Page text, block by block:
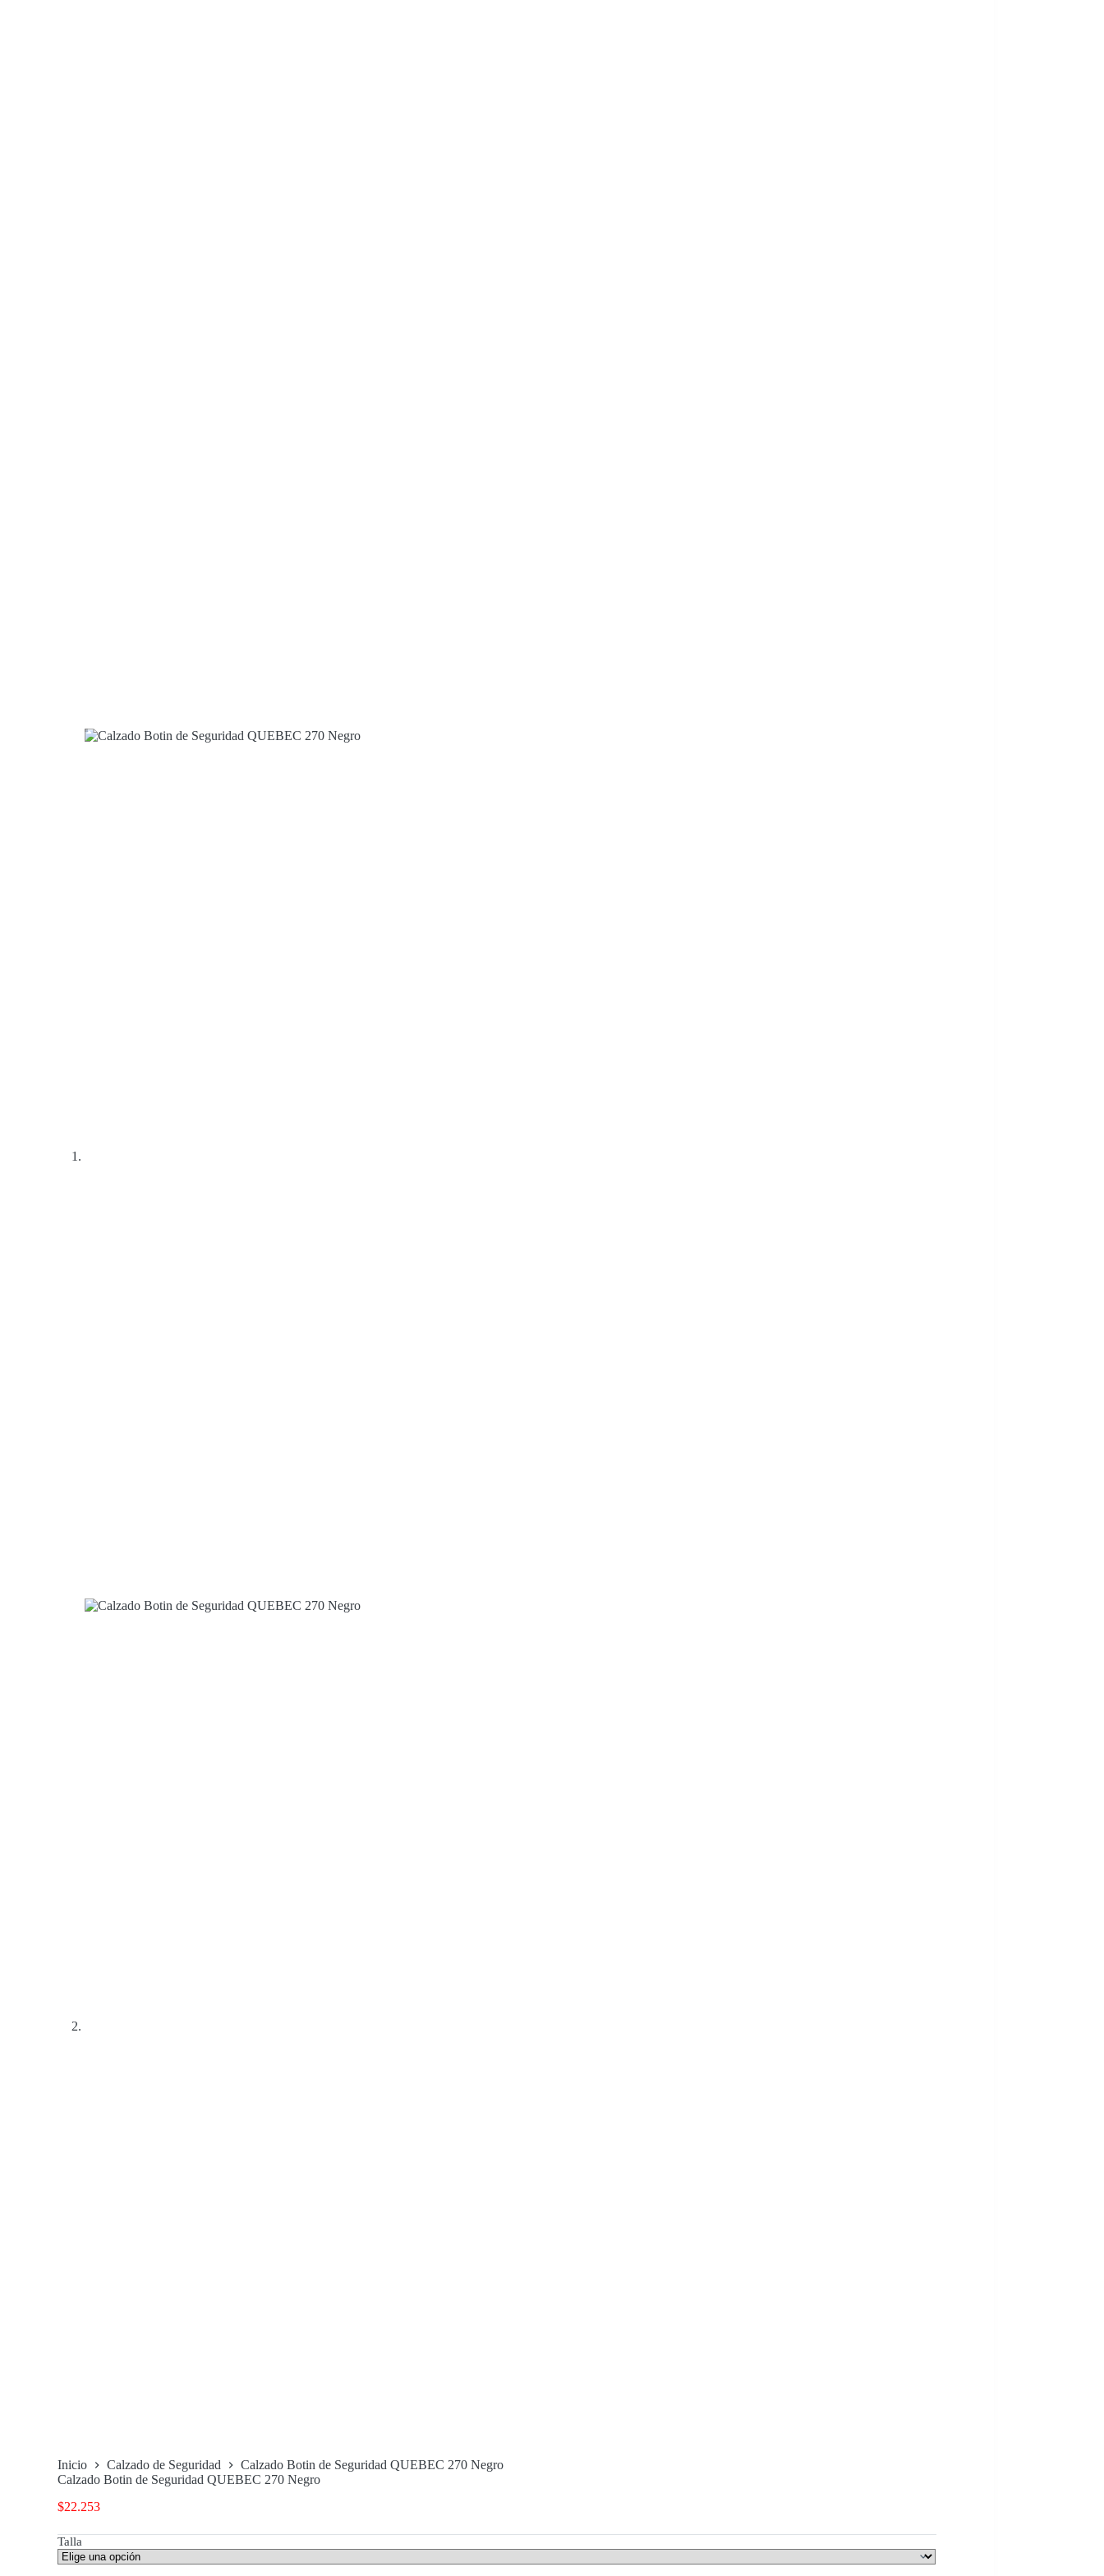
Inicio Calzado de Seguridad
Calzado Botin de Seguridad QUEBEC 270 Negro
Calzado Botin de Seguridad QUEBEC 270 Negro
$22.253
Talla